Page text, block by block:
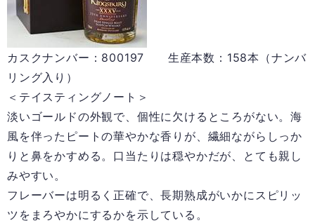
カスクナンバー：800197 生産本数：158本（ナンバ
リング入り）
＜テイスティングノート＞
淡いゴールドの外観で、個性に欠けるところがない。海
風を伴ったピートの華やかな香りが、繊細ながらしっか
りと鼻をかすめる。口当たりは穏やかだが、とても親し
みやすい。
フレーバーは明るく正確で、長期熟成がいかにスピリッ
ツをまろやかにするかを示している。